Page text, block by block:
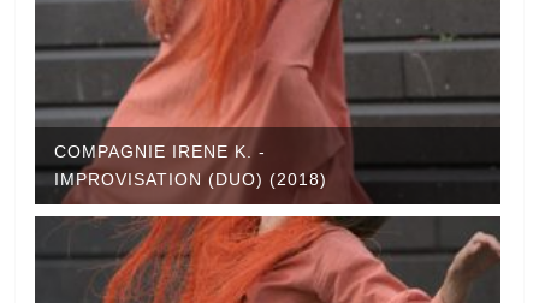
COMPAGNIE IRENE K. -
IMPROVISATION (DUO) (2018)